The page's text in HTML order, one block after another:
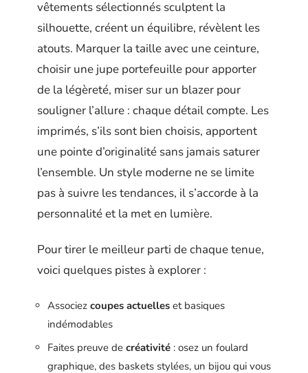
vêtements sélectionnés sculptent la
silhouette, créent un équilibre, révèlent les
atouts. Marquer la taille avec une ceinture,
choisir une jupe portefeuille pour apporter
de la légèreté, miser sur un blazer pour
souligner l’allure : chaque détail compte. Les
imprimés, s’ils sont bien choisis, apportent
une pointe d’originalité sans jamais saturer
l’ensemble. Un style moderne ne se limite
pas à suivre les tendances, il s’accorde à la
personnalité et la met en lumière.
Pour tirer le meilleur parti de chaque tenue,
voici quelques pistes à explorer :
Associez coupes actuelles et basiques
indémodables
Faites preuve de créativité : osez un foulard
graphique, des baskets stylées, un bijou qui vous